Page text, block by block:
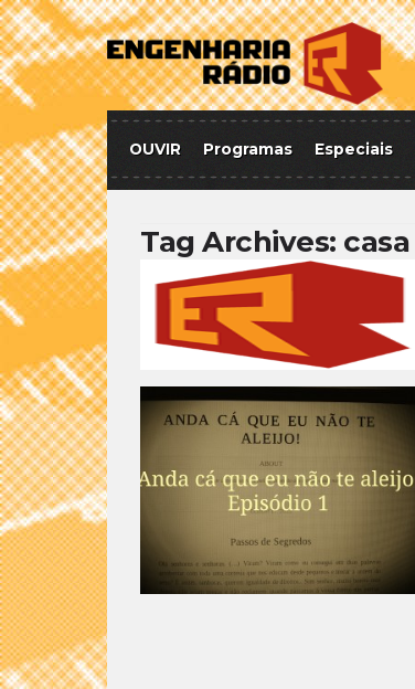
OUVIR Programas Especiais
Tag Archives: casa